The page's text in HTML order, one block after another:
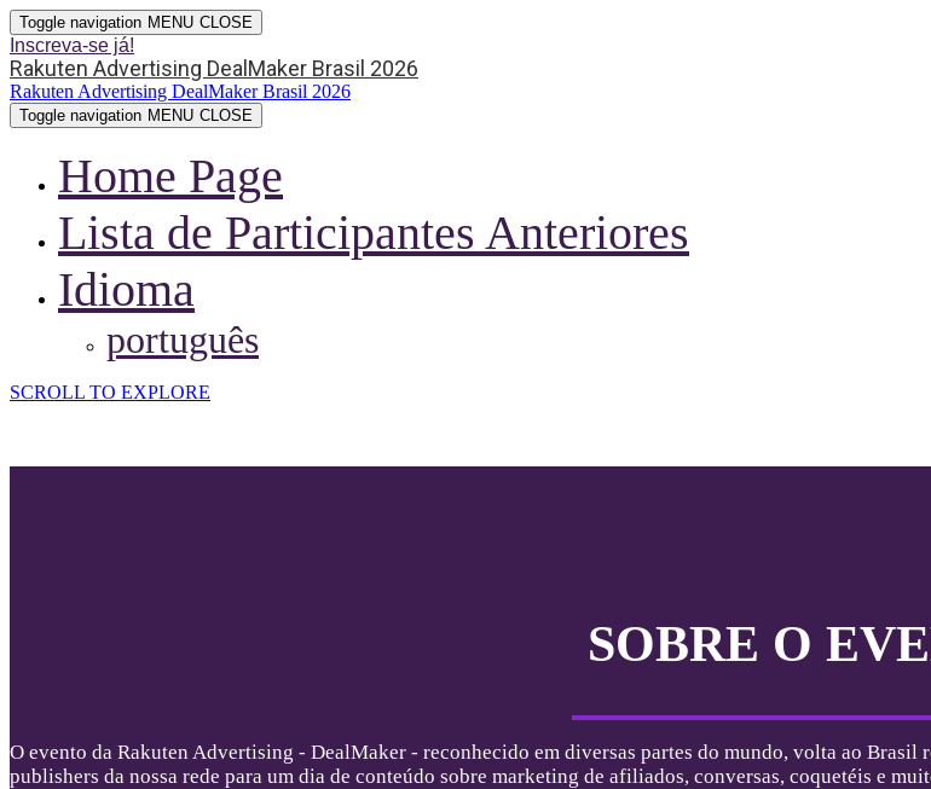
Toggle navigation MENU CLOSE
Inscreva-se já!
Rakuten Advertising DealMaker Brasil 2026
Rakuten Advertising DealMaker Brasil 2026
Toggle navigation MENU CLOSE
Home Page
Lista de Participantes Anteriores
Idioma
português
SCROLL TO EXPLORE
SOBRE O
O evento da Rakuten Advertising - DealMaker - reconhecido em diversas partes do mundo, volta ao
publishers da nossa rede para um dia de conteúdo sobre marketing de afiliados, conversas, coquetéis e